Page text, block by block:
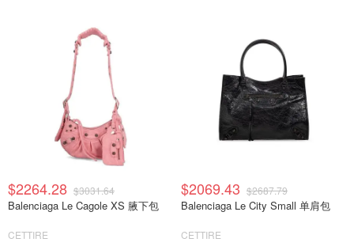
$2264.28 $3031.64
Balenciaga Le Cagole XS 腋下包
CETTIRE
$2069.43 $2687.79
Balenciaga Le City Small 单肩包
CETTIRE